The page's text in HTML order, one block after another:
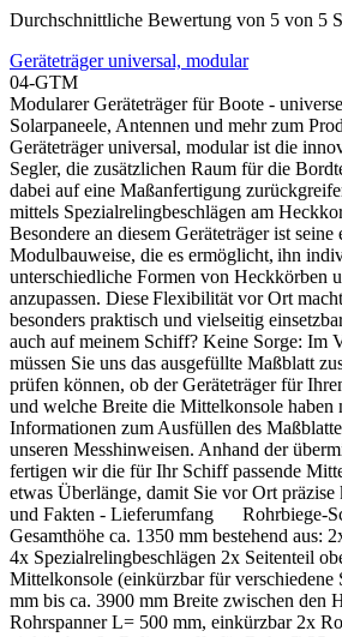
Durchschnittliche Bewertung von 5 von 5
Geräteträger universal, modular
04-GTM
Modularer Geräteträger für Boote -
Solarpaneele, Antennen und mehr zum
Geräteträger universal, modular ist die
Segler, die zusätzlichen Raum für die
dabei auf eine Maßanfertigung
mittels Spezialrelingbeschlägen am
Besondere an diesem Geräteträger ist seine
Modulbauweise, die es ermöglicht, ihn
unterschiedliche Formen von Heckkörben
anzupassen. Diese Flexibilität vor Ort
besonders praktisch und vielseitig
auch auf meinem Schiff? Keine Sorge: Im
müssen Sie uns das ausgefüllte Maßblatt
prüfen können, ob der Geräteträger für
und welche Breite die Mittelkonsole haben
Informationen zum Ausfüllen des
unseren Messhinweisen. Anhand der
fertigen wir die für Ihr Schiff passende
etwas Überlänge, damit Sie vor Ort
und Fakten - Lieferumfang Rohrbiege-
Gesamthöhe ca. 1350 mm bestehend aus:
4x Spezialrelingbeschlägen 2x Seitenteil
Mittelkonsole (einkürzbar für verschiedene
mm bis ca. 3900 mm Breite zwischen den
Rohrspanner L= 500 mm, einkürzbar 2x